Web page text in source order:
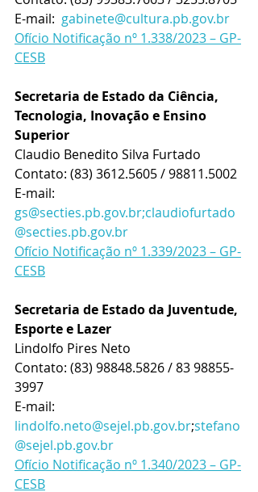
E-mail: gabinete@cultura.pb.gov.br
Ofício Notificação nº 1.338/2023 – GP-
CESB
Secretaria de Estado da Ciência,
Tecnologia, Inovação e Ensino
Superior
Claudio Benedito Silva Furtado
Contato: (83) 3612.5605 / 98811.5002
E-mail:
gs@secties.pb.gov.br;claudiofurtado
@secties.pb.gov.br
Ofício Notificação nº 1.339/2023 – GP-
CESB
Secretaria de Estado da Juventude,
Esporte e Lazer
Lindolfo Pires Neto
Contato: (83) 98848.5826 / 83 98855-
3997
E-mail:
lindolfo.neto@sejel.pb.gov.br;stefano
@sejel.pb.gov.br
Ofício Notificação nº 1.340/2023 – GP-
CESB